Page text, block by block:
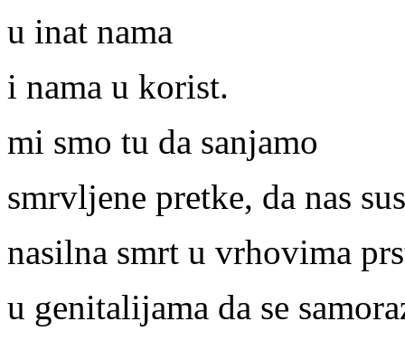
u inat nama
i nama u korist.
mi smo tu da sanjamo
smrvljene pretke, da nas
nasilna smrt u vrhovima
u genitalijama da se